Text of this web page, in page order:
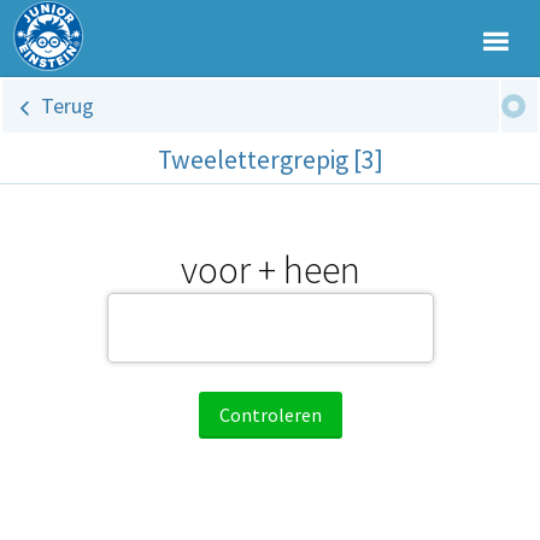
Terug
Tweelettergrepig [3]
voor + heen